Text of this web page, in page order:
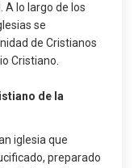
A lo largo de los
se
de Cristianos
Cristiano.
de la
iglesia que
preparado